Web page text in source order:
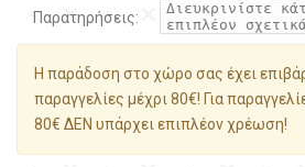
Παρατηρήσεις:
Η παράδοση στο χώρο σας έχει
παραγγελίες μέχρι 80€! Για
80€ ΔΕΝ υπάρχει επιπλέον χρέωση!